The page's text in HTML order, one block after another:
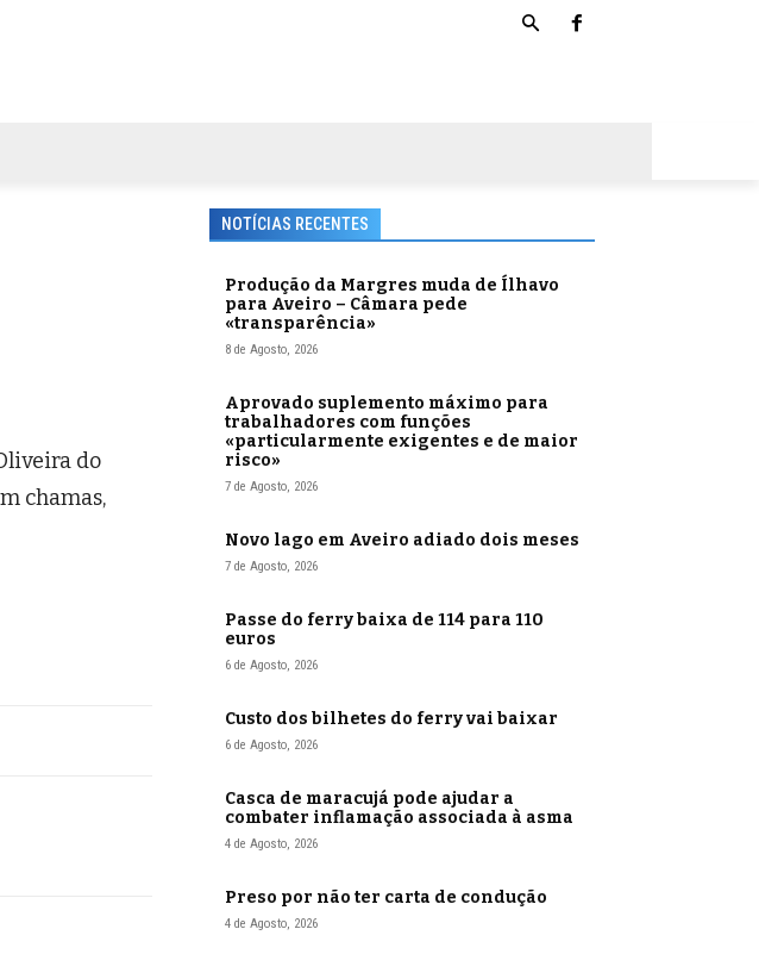
do
chamas,
NOTÍCIAS RECENTES
Produção da Margres muda de Ílhavo
para Aveiro – Câmara pede
«transparência»
8 de Agosto, 2026
Aprovado suplemento máximo para
trabalhadores com funções
«particularmente exigentes e de maior
risco»
7 de Agosto, 2026
Novo lago em Aveiro adiado dois meses
7 de Agosto, 2026
Passe do ferry baixa de 114 para 110
euros
6 de Agosto, 2026
Custo dos bilhetes do ferry vai baixar
6 de Agosto, 2026
Casca de maracujá pode ajudar a
combater inflamação associada à asma
4 de Agosto, 2026
Preso por não ter carta de condução
4 de Agosto, 2026